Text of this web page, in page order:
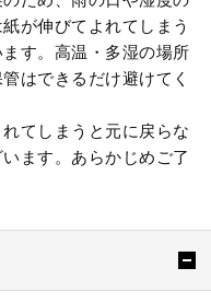
が伸びてよれてしまう
す。高温・多湿の場所
はできるだけ避けてく
てしまうと元に戻らな
ます。あらかじめご了